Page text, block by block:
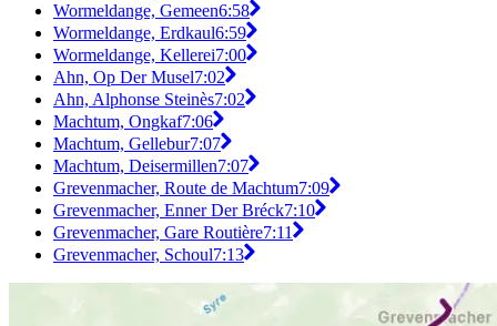
Wormeldange, Gemeen6:58
Wormeldange, Erdkaul6:59
Wormeldange, Kellerei7:00
Ahn, Op Der Musel7:02
Ahn, Alphonse Steinès7:02
Machtum, Ongkaf7:06
Machtum, Gellebur7:07
Machtum, Deisermillen7:07
Grevenmacher, Route de Machtum7:09
Grevenmacher, Enner Der Bréck7:10
Grevenmacher, Gare Routière7:11
Grevenmacher, Schoul7:13